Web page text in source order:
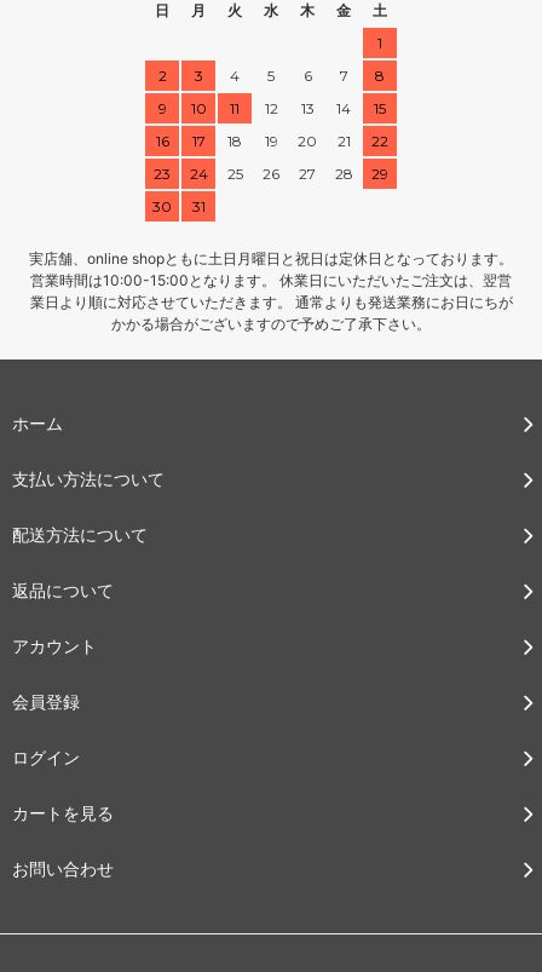
日
月 火 水 木 金
土
1
2
3 4 5 6 7
8
9
10 11 12 13 14
15
16
17 18 19 20 21
22
23
24 25 26 27 28
29
30
31
実店舗、online shopともに土日月曜日と祝日は定休日となっております。
営業時間は10:00-15:00となります。 休業日にいただいたご注文は、翌営
業日より順に対応させていただきます。 通常よりも発送業務にお日にちが
かかる場合がございますので予めご了承下さい。
ホーム
支払い方法について
配送方法について
返品について
アカウント
会員登録
ログイン
カートを見る
お問い合わせ